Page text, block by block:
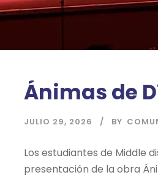
Ánimas de
JULIO 29, 2026 BY
Los estudiantes de Middle
presentación de la obra